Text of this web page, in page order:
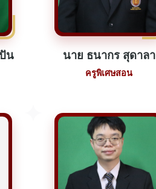
น นาย ธนากร สุดาลา
ครูพิเศษสอน